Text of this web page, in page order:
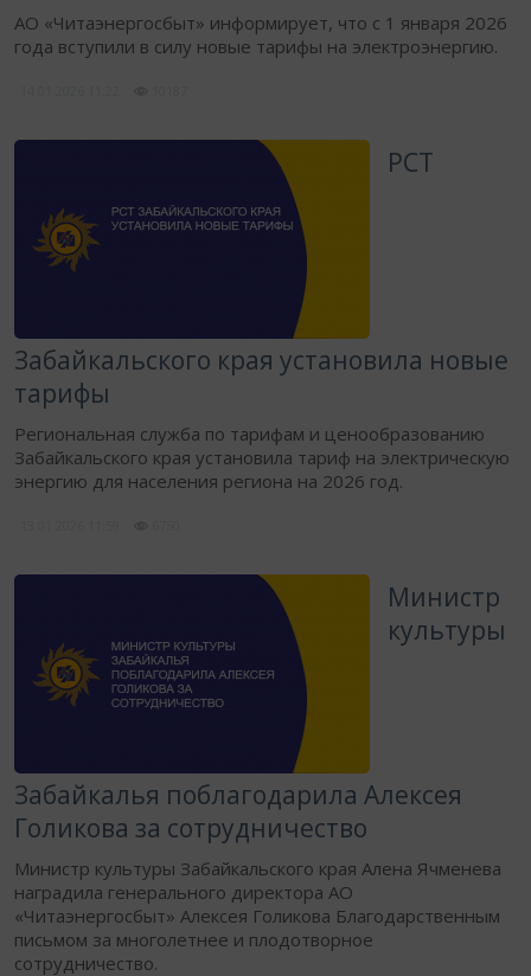
АО «Читаэнергосбыт» информирует, что с 1 января 2026
года вступили в силу ​новые тарифы на электроэнергию.
​РСТ
Забайкальского края установила новые
тарифы
Региональная служба по тарифам и ценообразованию
Забайкальского края установила тариф на электрическую
энергию для населения региона на 2026 год.
​Министр
культуры
Забайкалья поблагодарила Алексея
Голикова за сотрудничество
Министр культуры Забайкальского края Алена Ячменева
наградила генерального директора АО
«Читаэнергосбыт» Алексея Голикова Благодарственным
письмом за многолетнее и плодотворное
сотрудничество.